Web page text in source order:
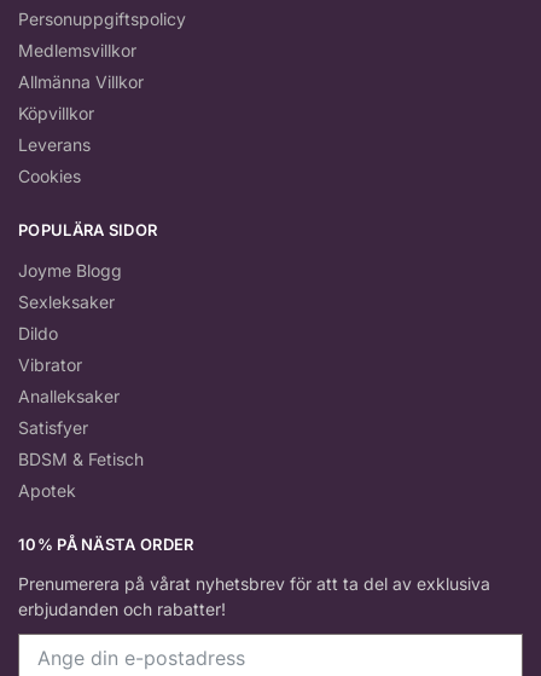
Personuppgiftspolicy
Medlemsvillkor
Allmänna Villkor
Köpvillkor
Leverans
Cookies
POPULÄRA SIDOR
Joyme Blogg
Sexleksaker
Dildo
Vibrator
Analleksaker
Satisfyer
BDSM & Fetisch
Apotek
10% PÅ NÄSTA ORDER
Prenumerera på vårat nyhetsbrev för att ta del av exklusiva
erbjudanden och rabatter!